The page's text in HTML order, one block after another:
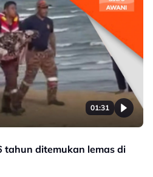
01:31
tahun ditemukan lemas di